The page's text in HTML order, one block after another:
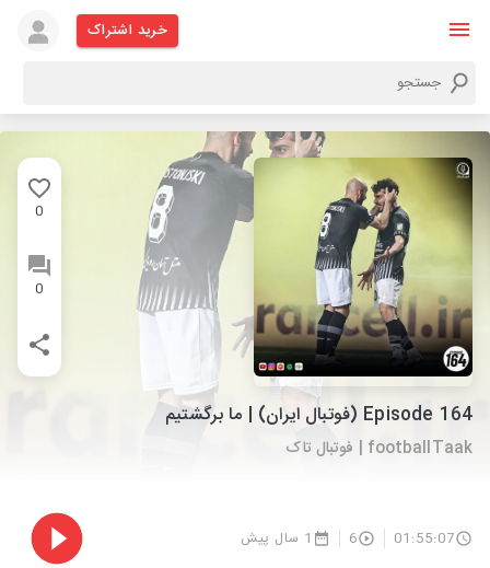
خرید اشتراک
0
0
Episode 164 (فوتبال ایران) | ما برگشتیم
footballTaak | فوتبال تاک
01:55:07
6 1 سال پیش